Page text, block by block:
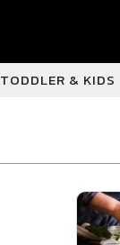
TODDLER & KIDS